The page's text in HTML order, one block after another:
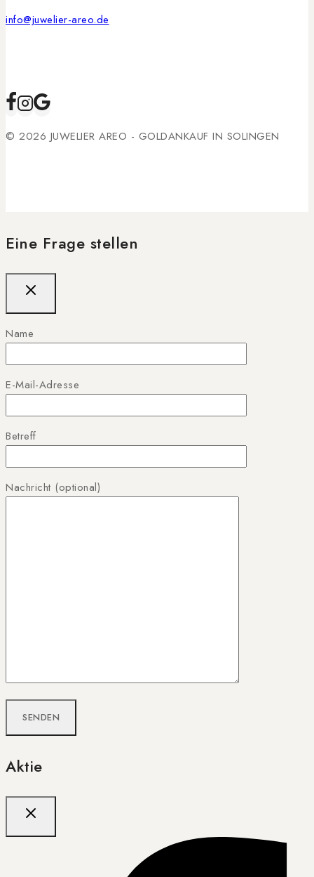
info@juwelier-areo.de
© 2026 JUWELIER AREO - GOLDANKAUF IN SOLINGEN
Eine Frage stellen
Name
E-Mail-Adresse
Betreff
Nachricht (optional)
Aktie